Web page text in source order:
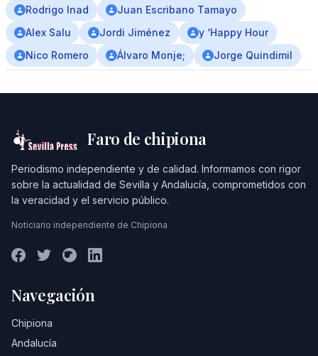
Rodrigo Inad
Juan Escribano Tamayo
Alex Salu
Jordi Jiménez
y ‘Happy Hour
Nico Romero
Álvaro Monje; Jorge Quindimil
Faro de chipiona
Periodismo independiente y de calidad. Informamos con rigor
sobre la actualidad de Sevilla y Andalucía, comprometidos con
la veracidad y el servicio público.
Noticiario independiente de Chipiona
Navegación
Chipiona
Andalucía